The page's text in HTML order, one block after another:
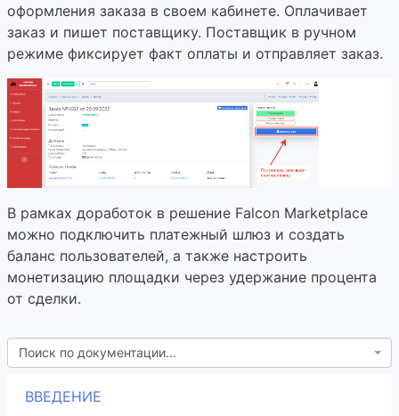
оформления заказа в своем кабинете. Оплачивает
заказ и пишет поставщику. Поставщик в ручном
режиме фиксирует факт оплаты и отправляет заказ.
В рамках доработок в решение Falcon Marketplace
можно подключить платежный шлюз и создать
баланс пользователей, а также настроить
монетизацию площадки через удержание процента
от сделки.
Поиск по документации...
ВВЕДЕНИЕ